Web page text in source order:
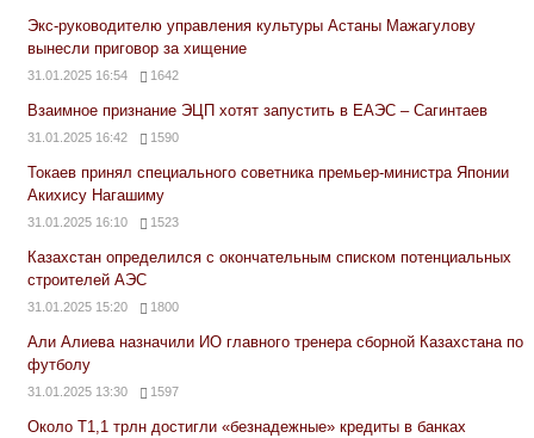
Экс-руководителю управления культуры Астаны Мажагулову
вынесли приговор за хищение
31.01.2025 16:54 1642
Взаимное признание ЭЦП хотят запустить в ЕАЭС – Сагинтаев
31.01.2025 16:42 1590
Токаев принял специального советника премьер-министра Японии
Акихису Нагашиму
31.01.2025 16:10 1523
Казахстан определился с окончательным списком потенциальных
строителей АЭС
31.01.2025 15:20 1800
Али Алиева назначили ИО главного тренера сборной Казахстана по
футболу
31.01.2025 13:30 1597
Около Т1,1 трлн достигли «безнадежные» кредиты в банках